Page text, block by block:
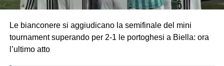
Le bianconere si aggiudicano la semifinale del mini
tournament superando per 2-1 le portoghesi a Biella: ora
l’ultimo atto